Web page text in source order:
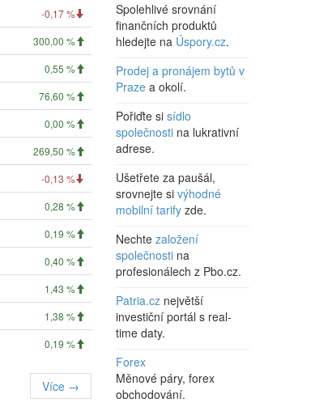
-0,17 %
300,00 %
0,55 %
76,60 %
0,00 %
269,50 %
-0,13 %
0,28 %
0,19 %
0,40 %
1,43 %
1,38 %
0,19 %
Více →
Spolehlivé srovnání
finančních produktů
hledejte na Úspory.cz.
Prodej a pronájem bytů v
Praze a okolí.
Pořiďte si sídlo
společnosti na lukrativní
adrese.
Ušetřete za paušál,
srovnejte si výhodné
mobilní tarify zde.
Nechte založení
společnosti na
profesionálech z Pbo.cz.
Patria.cz největší
investiční portál s real-
time daty.
Forex
Měnové páry, forex
obchodování.